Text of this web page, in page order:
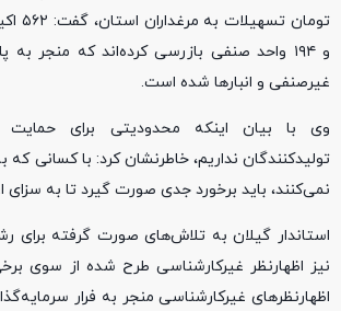
تومان
غیرصنفی و انبارها شده است.
وی با بیان اینکه محدودیتی برای حمایت
تولیدکنندگان نداریم، خاطرنشان کرد: با کسانی
نمی‌کنند، باید برخورد جدی صورت گیرد تا به سزای
استاندار گیلان به تلاش‌های صورت گرفته
نیز اظهارنظر غیرکارشناسی طرح شده از سوی
اظهارنظرهای غیرکارشناسی منجر به فرار